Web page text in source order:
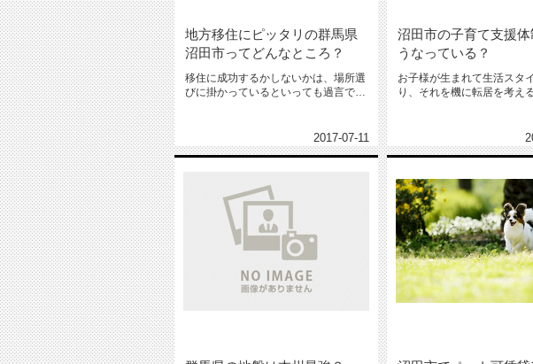
地方移住にピッタリの群馬県
沼田市ってどんなところ？
移住に成功するかしないかは、場所選
びに掛かっているといっても過言では
2017-07-11
沼田市の子育て支援
うなっている？
お子様が生まれて生活スタ
り、それを機に転居を考え